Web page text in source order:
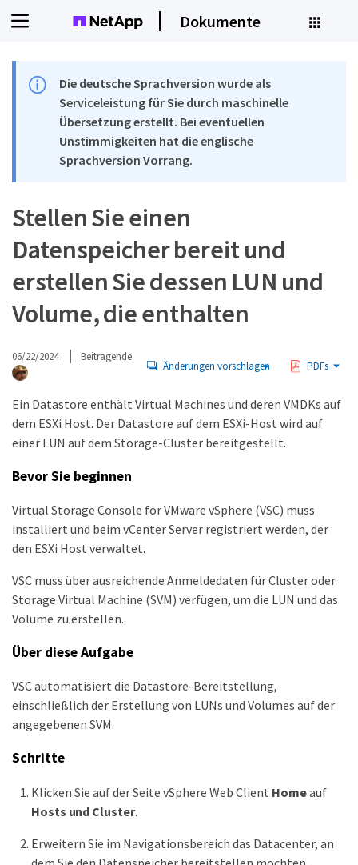
Dokumente
Die deutsche Sprachversion wurde als
Serviceleistung für Sie durch maschinelle
Übersetzung erstellt. Bei eventuellen
Unstimmigkeiten hat die englische
Sprachversion Vorrang.
Stellen Sie einen
Datenspeicher bereit und
erstellen Sie dessen LUN und
Volume, die enthalten
06/22/2024 Beitragende
Änderungen vorschlagen PDFs
Ein Datastore enthält Virtual Machines und deren VMDKs auf
dem ESXi Host. Der Datastore auf dem ESXi-Host wird auf
einer LUN auf dem Storage-Cluster bereitgestellt.
Bevor Sie beginnen
Virtual Storage Console for VMware vSphere (VSC) muss
installiert und beim vCenter Server registriert werden, der
den ESXi Host verwaltet.
VSC muss über ausreichende Anmeldedaten für Cluster oder
Storage Virtual Machine (SVM) verfügen, um die LUN und das
Volume zu erstellen.
Über diese Aufgabe
VSC automatisiert die Datastore-Bereitstellung,
einschließlich der Erstellung von LUNs und Volumes auf der
angegebenen SVM.
Schritte
Klicken Sie auf der Seite vSphere Web Client Homeauf
Hosts und Cluster.
Erweitern Sie im Navigationsbereich das Datacenter, an